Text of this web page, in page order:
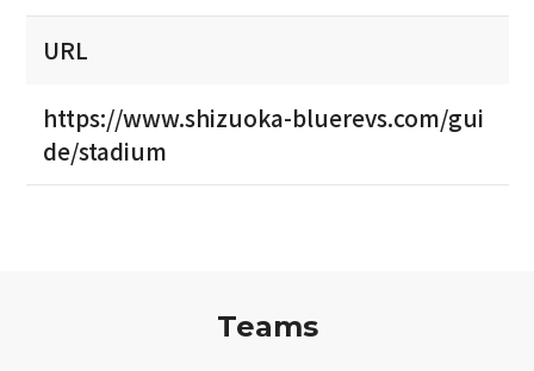
URL
https://www.shizuoka-bluerevs.com/gui
de/stadium
Teams